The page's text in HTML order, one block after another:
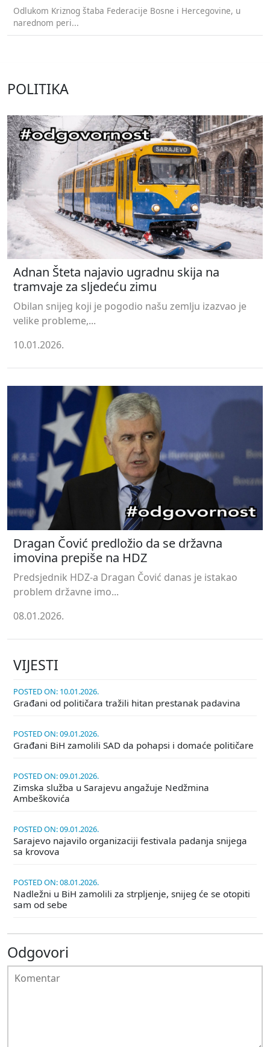
Odlukom Kriznog štaba Federacije Bosne i Hercegovine, u
narednom peri...
POLITIKA
Adnan Šteta najavio ugradnu skija na
tramvaje za sljedeću zimu
Obilan snijeg koji je pogodio našu zemlju izazvao je
velike probleme,...
10.01.2026.
Dragan Čović predložio da se državna
imovina prepiše na HDZ
Predsjednik HDZ-a Dragan Čović danas je istakao
problem državne imo...
08.01.2026.
VIJESTI
POSTED ON: 10.01.2026.
Građani od političara tražili hitan prestanak padavina
POSTED ON: 09.01.2026.
Građani BiH zamolili SAD da pohapsi i domaće političare
POSTED ON: 09.01.2026.
Zimska služba u Sarajevu angažuje Nedžmina
Ambeškovića
POSTED ON: 09.01.2026.
Sarajevo najavilo organizaciji festivala padanja snijega
sa krovova
POSTED ON: 08.01.2026.
Nadležni u BiH zamolili za strpljenje, snijeg će se otopiti
sam od sebe
Odgovori